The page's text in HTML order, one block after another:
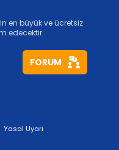
en büyük ve ücretsiz
edecektir.
FORUM
Yasal Uyarı